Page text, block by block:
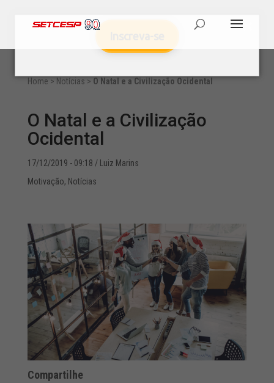
Home > Notícias > O Natal e a Civilização Ocidental
O Natal e a Civilização
Ocidental
17/12/2019 - 09:18 / Luiz Marins
Motivação, Notícias
Compartilhe